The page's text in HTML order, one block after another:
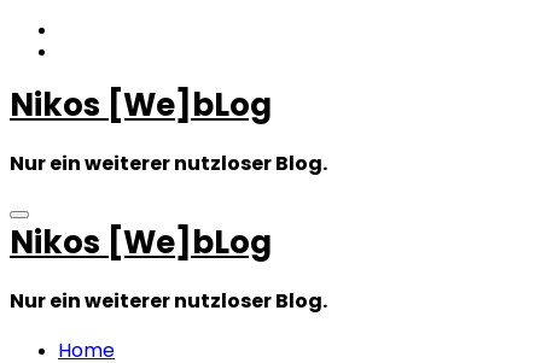
Zum
Inhalt
Nikos [We]bLog
Nur ein weiterer nutzloser Blog.
Nikos [We]bLog
Nur ein weiterer nutzloser Blog.
Home